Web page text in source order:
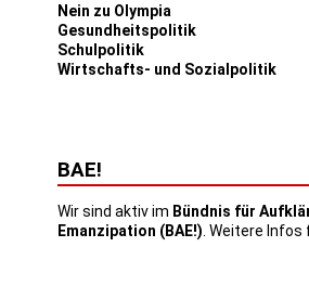
Nein zu Olympia
Gesundheitspolitik
Schulpolitik
Wirtschafts- und Sozialpolitik
BAE!
Wir sind aktiv im Bündnis für
Emanzipation (BAE!) . Weitere